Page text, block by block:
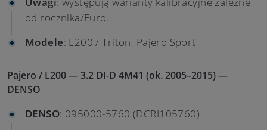
od rocznika/Euro.
Modele: L200 / Triton, Pajero Sport
Pajero / L200 — 3.2 DI-D 4M41 (ok. 2005–2015) —
DENSO
DENSO: 095000-5760 (DCRI105760)